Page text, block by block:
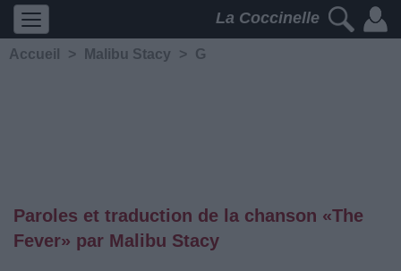
La Coccinelle
Accueil > Malibu Stacy > G
Paroles et traduction de la chanson «The
Fever» par Malibu Stacy